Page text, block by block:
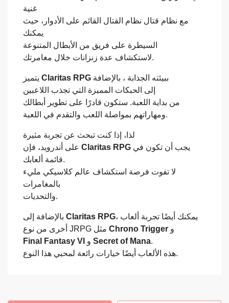
غنية
مع نظام قتال نظام القتال القائم على الأدوار، حيث
يمكنك
السيطرة على فريق من الأبطال المتنوعة
لاستكشاف عدة زنزانات خلال مغامرتك.
Claritas RPG ببيئته الجذابة ، بالإضافة
إلى الحبكات المميزة التي تجذب اللاعبين
من بداية اللعبة. ستكون قادرًا على تطوير أبطالك
ومهاراتهم بمواصلة اللعب والتقدم في اللعبة.
لذا، إذا كنت تبحث عن تجربة مثيرة
Claritas RPG
قائمة ألعابك.
لا تفوت فرصة استكشاف عالم كلاسيكي مليء
بالمغامرات
والتحديات.
Claritas RPG ، يمكنك أيضًا تجربة ألعاب
Chrono Trigger و
Final Fantasy VI
Secret of Mana.
هذه الألعاب أيضًا خيارات رائعة لمحبي هذا النوع.